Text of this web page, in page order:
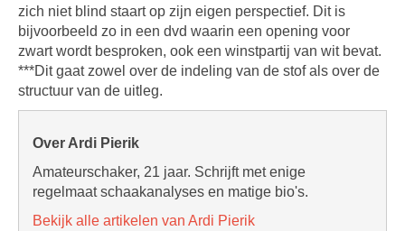
zich niet blind staart op zijn eigen perspectief. Dit is
bijvoorbeeld zo in een dvd waarin een opening voor
zwart wordt besproken, ook een winstpartij van wit bevat.
***Dit gaat zowel over de indeling van de stof als over de
structuur van de uitleg.
Over Ardi Pierik
Amateurschaker, 21 jaar. Schrijft met enige
regelmaat schaakanalyses en matige bio's.
Bekijk alle artikelen van Ardi Pierik